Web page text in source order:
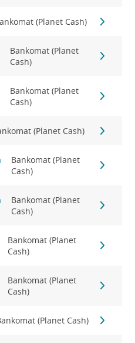
(Planet Cash)
Bankomat (Planet
Cash)
Bankomat (Planet
Cash)
(Planet Cash)
Bankomat (Planet
Cash)
Bankomat (Planet
Cash)
Bankomat (Planet
Cash)
Bankomat (Planet
Cash)
(Planet Cash)